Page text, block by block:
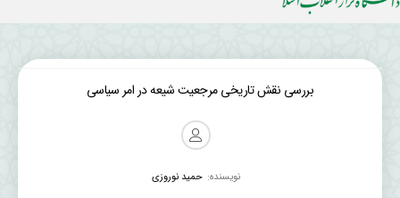
بررسی نقش تاریخی مرجعیت شیعه در امر سیاسی
نویسنده: حمید نوروزی